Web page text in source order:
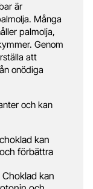
är
Många
palmolja,
Genom
att
onödiga
och kan
kan
förbättra
Choklad kan